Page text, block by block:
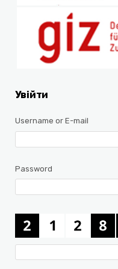
Увійти
Username or E-mail
Password